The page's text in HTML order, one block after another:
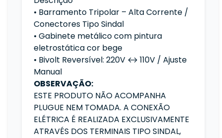
• Barramento Tripolar – Alta Corrente /
Conectores Tipo Sindal
• Gabinete metálico com pintura
eletrostática cor bege
• Bivolt Reversível: 220V ↔ 110V / Ajuste
Manual
OBSERVAÇÃO:
ESTE PRODUTO NÃO ACOMPANHA
PLUGUE NEM TOMADA. A CONEXÃO
ELÉTRICA É REALIZADA EXCLUSIVAMENTE
ATRAVÉS DOS TERMINAIS TIPO SINDAL,